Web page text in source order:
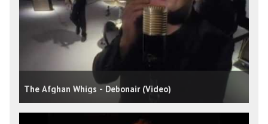
The Afghan Whigs - Debonair (Video)